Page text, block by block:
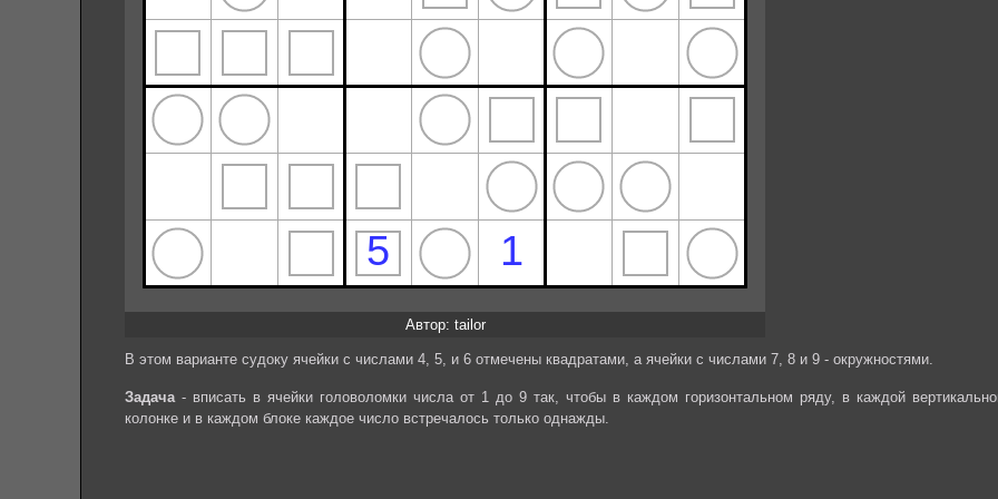
Автор: tailor
В этом варианте судоку ячейки с числами 4, 5, и 6 отмечены квадратами, а ячейки с числами 7, 8 и 9 - окружностями.
Задача- вписать в ячейки головоломки числа от 1 до 9 так, чтобы в каждом горизонтальном ряду, в каждой
колонке и в каждом блоке каждое число встречалось только однажды.